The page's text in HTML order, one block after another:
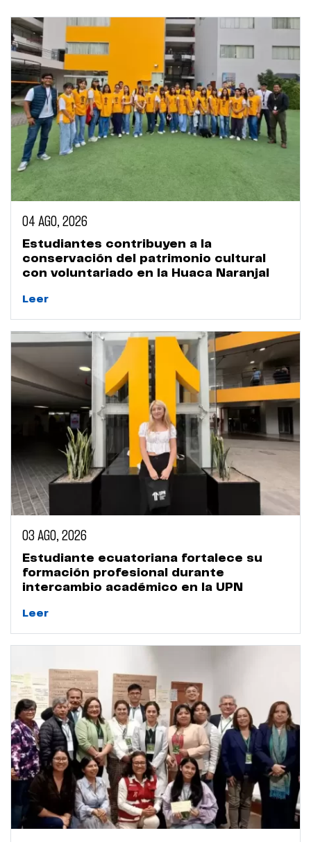
04 AGO, 2026
Estudiantes contribuyen a la
conservación del patrimonio cultural
con voluntariado en la Huaca Naranjal
Leer
03 AGO, 2026
Estudiante ecuatoriana fortalece su
formación profesional durante
intercambio académico en la UPN
Leer